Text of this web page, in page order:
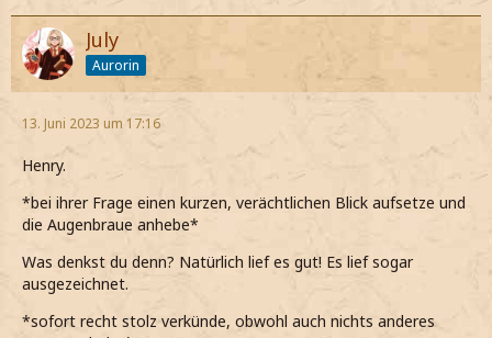
July
Aurorin
13. Juni 2023 um 17:16
Henry.
*bei ihrer Frage einen kurzen, verächtlichen Blick aufsetze und
die Augenbraue anhebe*
Was denkst du denn? Natürlich lief es gut! Es lief sogar
ausgezeichnet.
*sofort recht stolz verkünde, obwohl auch nichts anderes